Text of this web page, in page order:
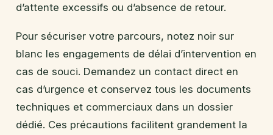
d’attente excessifs ou d’absence de retour.
Pour sécuriser votre parcours, notez noir sur
blanc les engagements de délai d’intervention en
cas de souci. Demandez un contact direct en
cas d’urgence et conservez tous les documents
techniques et commerciaux dans un dossier
dédié. Ces précautions facilitent grandement la